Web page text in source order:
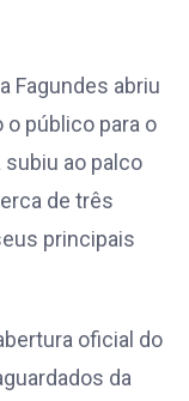
Fagundes abriu
o público para o
ao palco
de três
principais
oficial do
da